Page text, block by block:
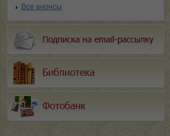
Все анонсы